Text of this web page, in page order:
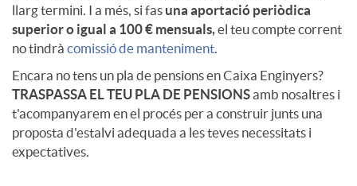
n
s
i
a
m
e
e
n
s
i
llarg termini. I a més, si fas una aportació periòdica
superior o igual a 100 € mensuals, el teu compte corrent
no tindrà comissió de manteniment
Encara no tens un pla de pensions en Caixa Enginyers?
TRASPASSA EL TEU PLA DE PENSIONSamb nosaltres i
t'acompanyarem en el procés per a construir junts una
proposta d'estalvi adequada a les teves necessitats i
expectatives.